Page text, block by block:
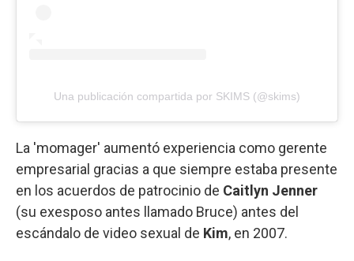
Una publicación compartida por SKIMS (@skims)
La 'momager' aumentó experiencia como gerente
empresarial gracias a que siempre estaba presente
en los acuerdos de patrocinio de Caitlyn Jenner
(su exesposo antes llamado Bruce) antes del
escándalo de video sexual de Kim, en 2007.